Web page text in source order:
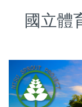
區
國立體